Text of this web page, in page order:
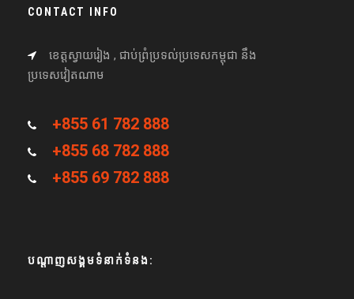
CONTACT INFO
ខេត្តស្វាយរៀង , ជាប់ព្រំប្រទល់ប្រទេសកម្ពុជា នឹង
ប្រទេសវៀតណាម
+855 61 782 888
+855 68 782 888
+855 69 782 888
បណ្តាញសង្គមទំនាក់ទំនង: